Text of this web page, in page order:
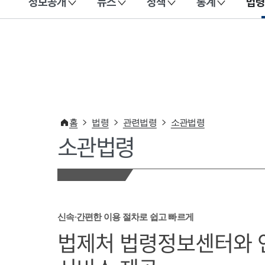
이 누리집은 대한민국 공식 전자정부 누리집입니다.
홈 법령 관련법령 소관법령
소관법령
신속·간편한 이용 절차로 쉽고 빠르게
법제처 법령정보센터와